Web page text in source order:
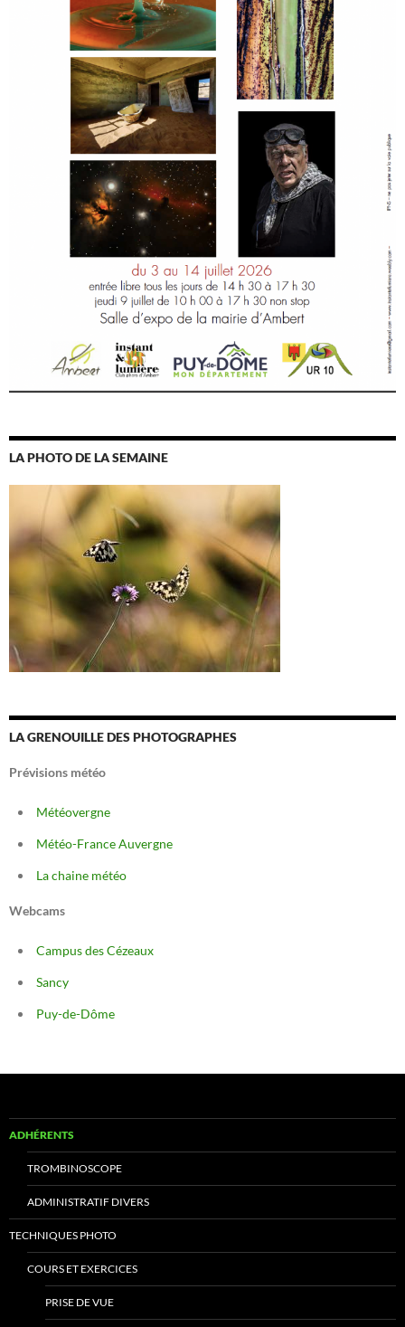
LA PHOTO DE LA SEMAINE
LA GRENOUILLE DES PHOTOGRAPHES
Prévisions météo
Météovergne
Météo-France Auvergne
La chaine météo
Webcams
Campus des Cézeaux
Sancy
Puy-de-Dôme
ADHÉRENTS
TROMBINOSCOPE
ADMINISTRATIF DIVERS
TECHNIQUES PHOTO
COURS ET EXERCICES
PRISE DE VUE